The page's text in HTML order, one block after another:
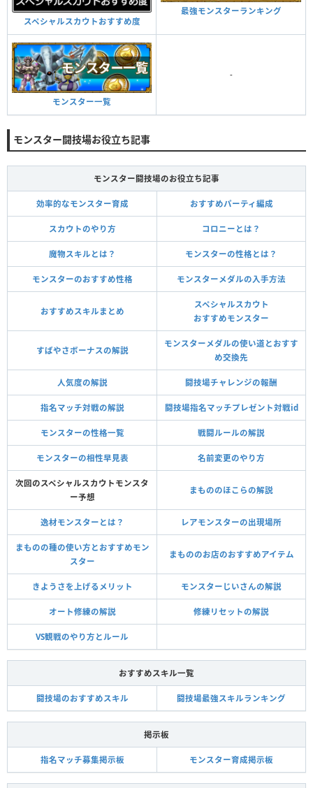
スペシャルスカウトおすすめ度
最強モンスターランキング
モンスター一覧
-
モンスター闘技場お役立ち記事
モンスター闘技場のお役立ち記事
効率的なモンスター育成 おすすめパーティ編成
スカウトのやり方 コロニーとは？
魔物スキルとは？ モンスターの性格とは？
モンスターのおすすめ性格 モンスターメダルの入手方法
おすすめスキルまとめ
スペシャルスカウト
おすすめモンスター
すばやさボーナスの解説
モンスターメダルの使い道とおすす
め交換先
人気度の解説 闘技場チャレンジの報酬
指名マッチ対戦の解説 闘技場指名マッチプレゼント対戦id
モンスターの性格一覧 戦闘ルールの解説
モンスターの相性早見表 名前変更のやり方
次回のスペシャルスカウトモンスタ
ー予想
まもののほこらの解説
逸材モンスターとは？ レアモンスターの出現場所
まものの種の使い方とおすすめモン
スター
まもののお店のおすすめアイテム
きようさを上げるメリット モンスターじいさんの解説
オート修練の解説 修練リセットの解説
VS観戦のやり方とルール
おすすめスキル一覧
闘技場のおすすめスキル 闘技場最強スキルランキング
掲示板
指名マッチ募集掲示板 モンスター育成掲示板